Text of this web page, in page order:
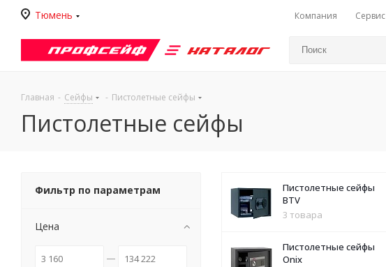
Тюмень Компания Сервис
Каталог
Главная - Сейфы - Пистолетные сейфы
Пистолетные сейфы
Пистолетные сейфы
BTV
3 товара
Пистолетные сейфы
Onix
Фильтр по параметрам
Цена